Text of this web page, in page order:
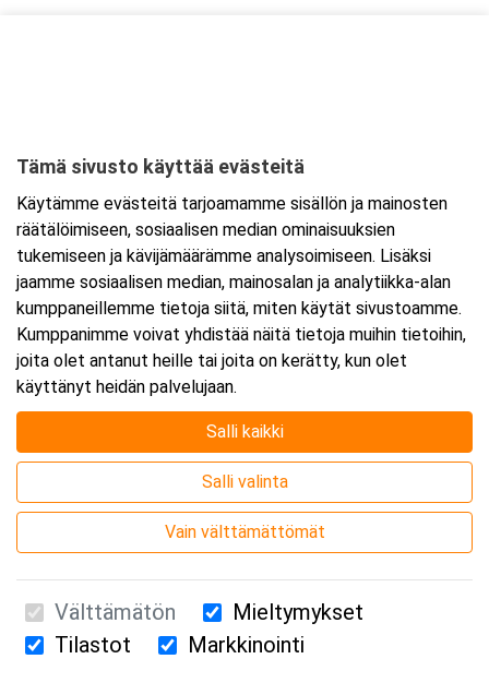
Tarkempi kartta ja ajo-ohjeet
Suomen Ensiapukoulutus Oy / Valimotie 21 / 00380 Helsinki
Tämä sivusto käyttää evästeitä
Käytämme evästeitä tarjoamamme sisällön ja mainosten
räätälöimiseen, sosiaalisen median ominaisuuksien
tukemiseen ja kävijämäärämme analysoimiseen. Lisäksi
jaamme sosiaalisen median, mainosalan ja analytiikka-alan
kumppaneillemme tietoja siitä, miten käytät sivustoamme.
Kumppanimme voivat yhdistää näitä tietoja muihin tietoihin,
joita olet antanut heille tai joita on kerätty, kun olet
käyttänyt heidän palvelujaan.
Salli kaikki
Salli valinta
Vain välttämättömät
Välttämätön
Mieltymykset
Tilastot
Markkinointi